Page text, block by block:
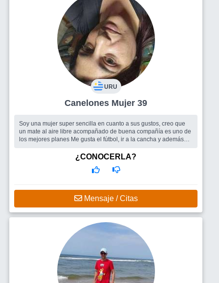
URU
Canelones Mujer 39
Soy una mujer super sencilla en cuanto a sus gustos, creo que
un mate al aire libre acompañado de buena compañía es uno de
los mejores planes Me gusta el fútbol, ir a la cancha y además
Me gustaría encontrar gente con la cual conectar y poder
formar amistades y porque no algun otro vínculo
¿CONOCERLA?
Mensaje / Citas